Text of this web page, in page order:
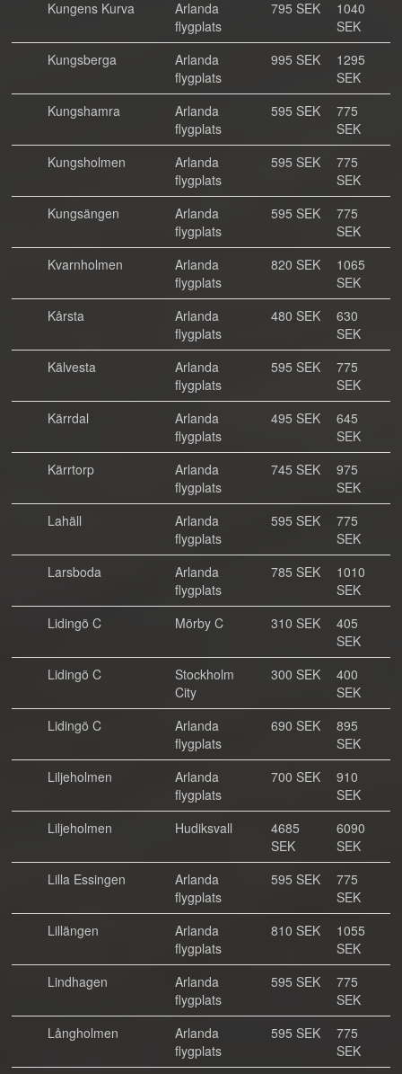
Kungens Kurva
Arlanda
flygplats
795 SEK
1040
SEK
Kungsberga
Arlanda
flygplats
995 SEK
1295
SEK
Kungshamra
Arlanda
flygplats
595 SEK
775
SEK
Kungsholmen
Arlanda
flygplats
595 SEK
775
SEK
Kungsängen
Arlanda
flygplats
595 SEK
775
SEK
Kvarnholmen
Arlanda
flygplats
820 SEK
1065
SEK
Kårsta
Arlanda
flygplats
480 SEK
630
SEK
Kälvesta
Arlanda
flygplats
595 SEK
775
SEK
Kärrdal
Arlanda
flygplats
495 SEK
645
SEK
Kärrtorp
Arlanda
flygplats
745 SEK
975
SEK
Lahäll
Arlanda
flygplats
595 SEK
775
SEK
Larsboda
Arlanda
flygplats
785 SEK
1010
SEK
Lidingö C
Mörby C 310 SEK
405
SEK
Lidingö C
Stockholm
City
300 SEK
400
SEK
Lidingö C
Arlanda
flygplats
690 SEK
895
SEK
Liljeholmen
Arlanda
flygplats
700 SEK
910
SEK
Liljeholmen
Hudiksvall
4685
SEK
6090
SEK
Lilla Essingen
Arlanda
flygplats
595 SEK
775
SEK
Lillängen
Arlanda
flygplats
810 SEK
1055
SEK
Lindhagen
Arlanda
flygplats
595 SEK
775
SEK
Långholmen
Arlanda
flygplats
595 SEK
775
SEK